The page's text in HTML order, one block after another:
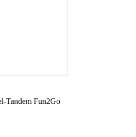
Tandem Fun2Go